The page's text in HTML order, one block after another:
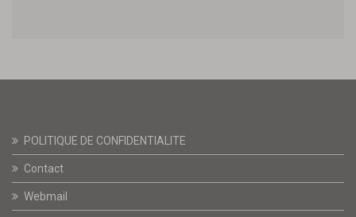
POLITIQUE DE CONFIDENTIALITE
Contact
Webmail